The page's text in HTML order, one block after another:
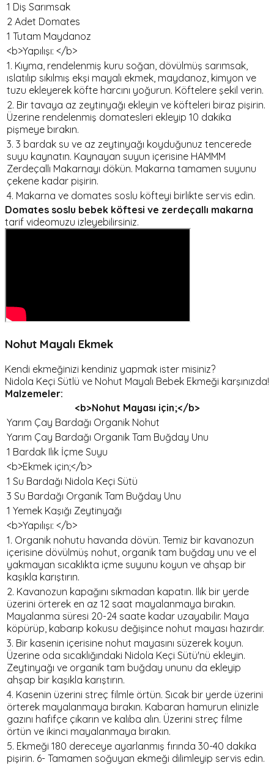
1 Diş Sarımsak
2 Adet Domates
1 Tutam Maydanoz
<b>Yapılışı: </b>
1. Kıyma, rendelenmiş kuru soğan, dövülmüş sarımsak,
ıslatılıp sıkılmış ekşi mayalı ekmek, maydanoz, kimyon ve
tuzu ekleyerek köfte harcını yoğurun. Köftelere şekil verin.
2. Bir tavaya az zeytinyağı ekleyin ve köfteleri biraz pişirin.
Üzerine rendelenmiş domatesleri ekleyip 10 dakika
pişmeye bırakın.
3. 3 bardak su ve az zeytinyağı koyduğunuz tencerede
suyu kaynatın. Kaynayan suyun içerisine HAMMM
Zerdeçallı Makarnayı dökün. Makarna tamamen suyunu
çekene kadar pişirin.
4. Makarna ve domates soslu köfteyi birlikte servis edin.
Domates soslu bebek köftesi ve zerdeçallı makarna
tarif videomuzu izleyebilirsiniz.
Nohut Mayalı Ekmek
Kendi ekmeğinizi kendiniz yapmak ister misiniz?
Nidola Keçi Sütlü ve Nohut Mayalı Bebek Ekmeği karşınızda!
Malzemeler:
<b>Nohut Mayası için;</b>
Yarım Çay Bardağı Organik Nohut
Yarım Çay Bardağı Organik Tam Buğday Unu
1 Bardak Ilık İçme Suyu
<b>Ekmek için;</b>
1 Su Bardağı Nidola Keçi Sütü
3 Su Bardağı Organik Tam Buğday Unu
1 Yemek Kaşığı Zeytinyağı
<b>Yapılışı: </b>
1. Organik nohutu havanda dövün. Temiz bir kavanozun
içerisine dövülmüş nohut, organik tam buğday unu ve el
yakmayan sıcaklıkta içme suyunu koyun ve ahşap bir
kaşıkla karıştırın.
2. Kavanozun kapağını sıkmadan kapatın. Ilık bir yerde
üzerini örterek en az 12 saat mayalanmaya bırakın.
Mayalanma süresi 20-24 saate kadar uzayabilir. Maya
köpürüp, kabarıp kokusu değişince nohut mayası hazırdır.
3. Bir kasenin içerisine nohut mayasını süzerek koyun.
Üzerine oda sıcaklığındaki Nidola Keçi Sütü'nü ekleyin.
Zeytinyağı ve organik tam buğday ununu da ekleyip
ahşap bir kaşıkla karıştırın.
4. Kasenin üzerini streç filmle örtün. Sıcak bir yerde üzerini
örterek mayalanmaya bırakın. Kabaran hamurun elinizle
gazını hafifçe çıkarın ve kalıba alın. Üzerini streç filme
örtün ve ikinci mayalanmaya bırakın.
5. Ekmeği 180 dereceye ayarlanmış fırında 30-40 dakika
pişirin. 6- Tamamen soğuyan ekmeği dilimleyip servis edin.